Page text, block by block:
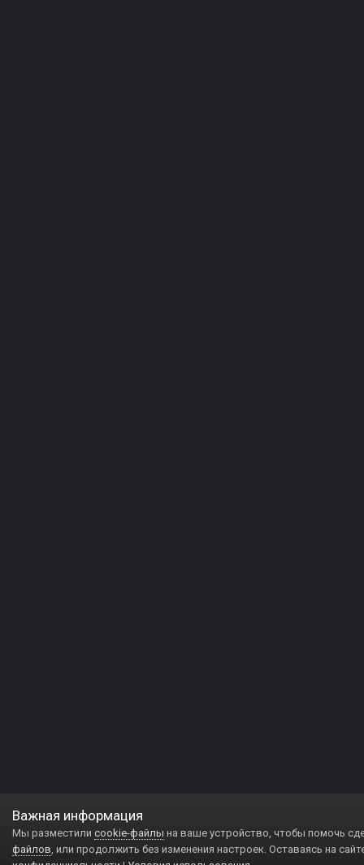
Важная информация
Мы разместили cookie-файлы на ваше устройство, чтобы помочь
файлов, или продолжить без изменения настроек. Оставаясь на